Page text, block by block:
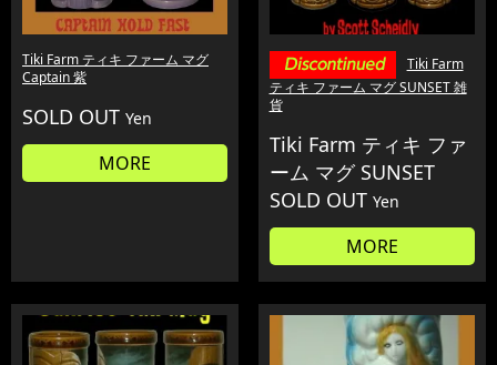
Tiki Farm ティキ ファーム マグ
Captain 紫
SOLD OUT Yen
MORE
Tiki Farm
ティキ ファーム マグ SUNSET 雑
貨
Tiki Farm ティキ ファ
ーム マグ SUNSET
SOLD OUT Yen
MORE